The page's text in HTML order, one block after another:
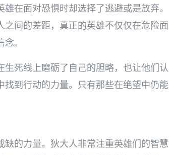
在面对恐惧时却选择了逃避或是放弃。
间的差距，真正的英雄不仅仅在危险面
。
死线上磨砺了自己的胆略，也让他们认
到行动的力量。只有那些在绝望中仍能
的力量。狄大人非常注重英雄们的智慧